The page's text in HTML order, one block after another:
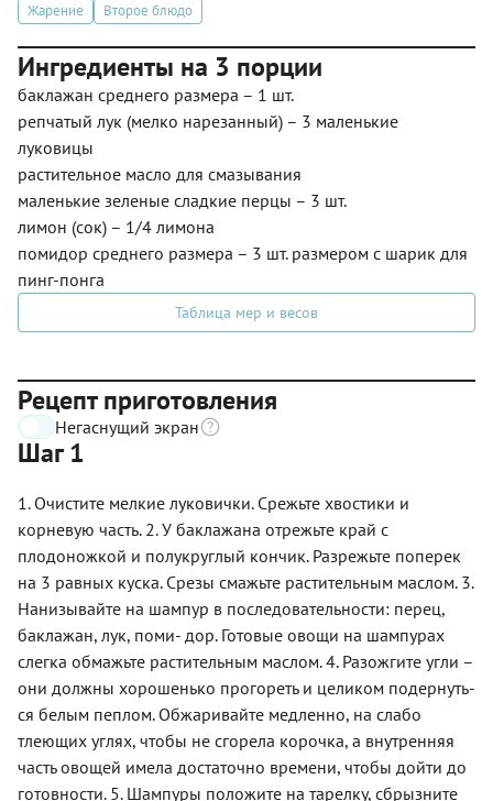
Жарение Второе блюдо
Ингредиенты на 3 порции
баклажан среднего размера – 1 шт.
репчатый лук (мелко нарезанный) – 3 маленькие
луковицы
растительное масло для смазывания
маленькие зеленые сладкие перцы – 3 шт.
лимон (сок) – 1/4 лимона
помидор среднего размера – 3 шт. размером с шарик для
пинг-понга
Таблица мер и весов
Рецепт приготовления
Негаснущий экран
Шаг 1
1. Очистите мелкие луковички. Срежьте хвостики и
корневую часть. 2. У баклажана отрежьте край с
плодоножкой и полукруглый кончик. Разрежьте поперек
на 3 равных куска. Срезы смажьте растительным маслом. 3.
Нанизывайте на шампур в последовательности: перец,
баклажан, лук, поми- дор. Готовые овощи на шампурах
слегка обмажьте растительным маслом. 4. Разожгите угли –
они должны хорошенько прогореть и целиком подернуть-
ся белым пеплом. Обжаривайте медленно, на слабо
тлеющих углях, чтобы не сгорела корочка, а внутренняя
часть овощей имела достаточно времени, чтобы дойти до
готовности. 5. Шампуры положите на тарелку, сбрызните